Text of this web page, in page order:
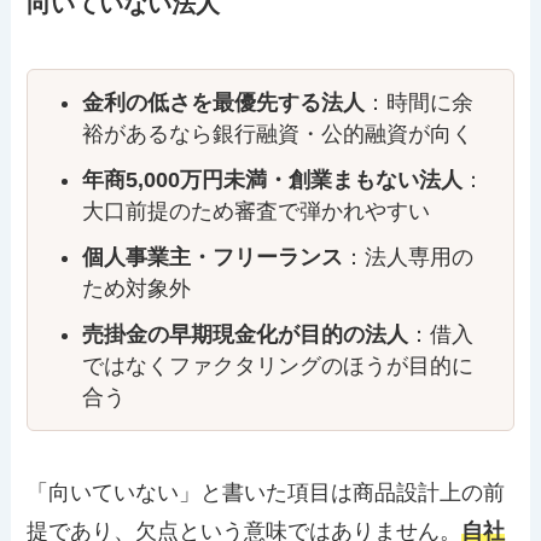
金利の低さを最優先する法人 ：時間に余
裕があるなら銀行融資・公的融資が向く
年商5,000万円未満・創業まもない法人 ：
大口前提のため審査で弾かれやすい
個人事業主・フリーランス ：法人専用の
ため対象外
売掛金の早期現金化が目的の法人 ：借入
ではなくファクタリングのほうが目的に
合う
「向いていない」と書いた項目は商品設計上の前
提であり、欠点という意味ではありません。自社